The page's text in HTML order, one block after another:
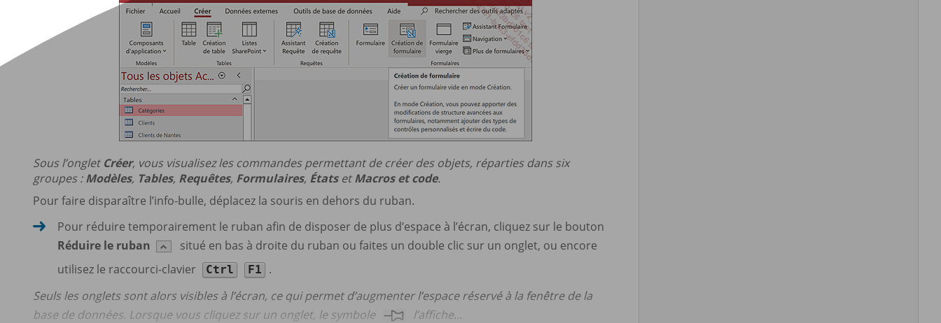
Sous l’onglet Créer, vous visualisez les commandes permettant de créer des objets, réparties dans six
groupes :Modèles, Tables, Requêtes, Formulaires, ÉtatsetMacros et code.
Pour faire disparaître l’info-bulle, déplacez la souris en dehors du ruban.
Pour réduire temporairement le ruban afin de disposer de plus d’espace à l’écran, cliquez sur le bouton
Réduire le ruban
situé en bas à droite du ruban ou faites un double clic sur un onglet, ou encore
utilisez le raccourci-clavier
Ctrl F1
.
Seuls les onglets sont alors visibles à l’écran, ce qui permet d’augmenter l’espace réservé à la fenêtre de la
base de données. Lorsque vous cliquez sur un onglet, le symbole
l’affiche...